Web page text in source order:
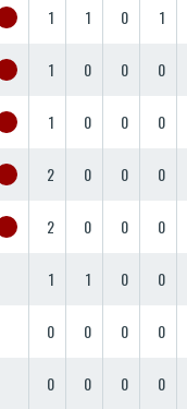
1 1 0 1
1 0 0 0
1 0 0 0
2 0 0 0
2 0 0 0
1 1 0 0
0 0 0 0
0 0 0 0